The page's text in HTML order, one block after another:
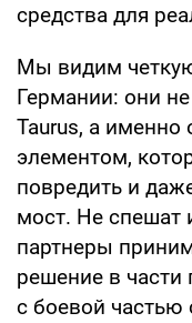
средства для
Мы видим
Германии: они
Taurus, а
элементом,
повредить и
мост. Не спешат
партнеры
решение в части
с боевой частью